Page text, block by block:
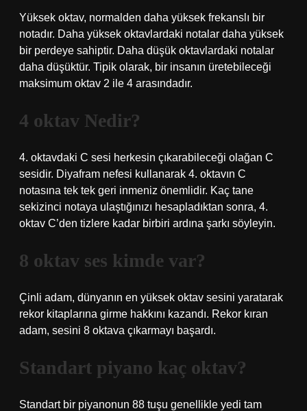
Yüksek oktav, normalden daha yüksek frekanslı bir
notadır. Daha yüksek oktavlardaki notalar daha yüksek
bir perdeye sahiptir. Daha düşük oktavlardaki notalar
daha düşüktür. Tipik olarak, bir insanın üretebileceği
maksimum oktav 2 ile 4 arasındadır.
4 oktav Nedir?
4. oktavdaki C sesi herkesin çıkarabileceği olağan C
sesidir. Diyafram nefesi kullanarak 4. oktavın C
notasına tek tek geri inmeniz önemlidir. Kaç tane
sekizinci notaya ulaştığınızı hesapladıktan sonra, 4.
oktav C’den tizlere kadar birbiri ardına şarkı söyleyin.
8 oktav ses kimde var?
Çinli adam, dünyanın en yüksek oktav sesini yaratarak
rekor kitaplarına girme hakkını kazandı. Rekor kıran
adam, sesini 8 oktava çıkarmayı başardı.
Standart piyano kaç oktav?
Standart bir piyanonun 88 tuşu genellikle yedi tam